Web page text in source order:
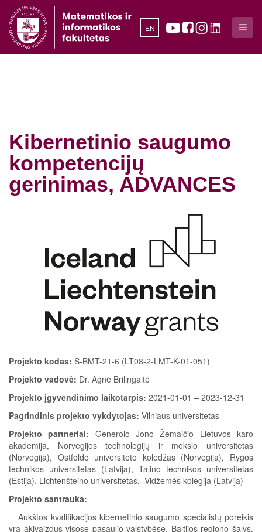
EN
Kibernetinio saugumo
kompetencijų
gerinimas, ADVANCES
Projekto kodas: S-BMT-21-6 (LT08-2-LMT-K-01-051)
Projekto vadovė: Dr. Agnė Brilingaitė
Projekto įgyvendinimo laikotarpis: 2021-01-01 – 2023-12-31
Pagrindinis projekto vykdytojas: Vilniaus universitetas
Projekto partneriai: Generolo Jono Žemaičio Lietuvos karo
akademija, Norvegijos technologijų ir mokslo universitetas
(Norvegija), Ostfoldo universiteto koledžas (Norvegija), Rygos
technikos universitetas (Latvija), Talino technikos universitetas
(Estija), Lichtenšteino universitetas, Vidžemės kolegija (Latvija)
Projekto santrauka:
Aukštos kvalifikacijos kibernetinio saugumo specialistų poreikis
yra akivaizdus visose pasaulio valstybėse. Baltijos regiono šalys,